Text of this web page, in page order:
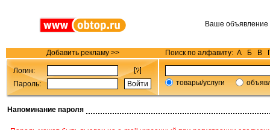
Ваше
Добавить рекламу >> Поиск по алфавиту: А Б В
Логин:
Пароль:
товары/услуги
Напоминание пароля